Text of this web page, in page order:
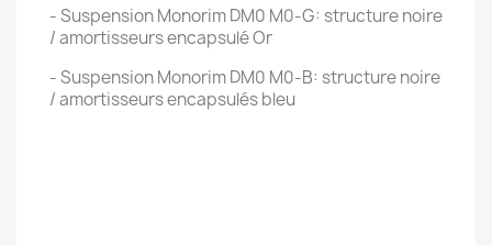
- Suspension Monorim DM0 M0-G: structure noire
/ amortisseurs encapsulé Or
- Suspension Monorim DM0 M0-B: structure noire
/ amortisseurs encapsulés bleu